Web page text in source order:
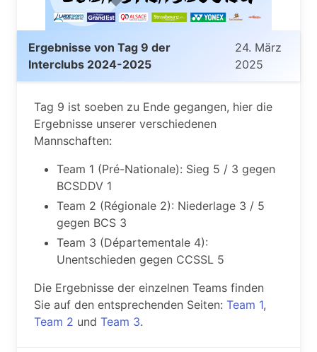
Ergebnisse von Tag 9 der
Interclubs 2024-2025
24. März
2025
Tag 9 ist soeben zu Ende gegangen, hier die
Ergebnisse unserer verschiedenen
Mannschaften:
Team 1 (Pré-Nationale): Sieg 5 / 3 gegen
BCSDDV 1
Team 2 (Régionale 2): Niederlage 3 / 5
gegen BCS 3
Team 3 (Départementale 4):
Unentschieden gegen CCSSL 5
Die Ergebnisse der einzelnen Teams finden
Sie auf den entsprechenden Seiten: Team 1,
Team 2 und Team 3.